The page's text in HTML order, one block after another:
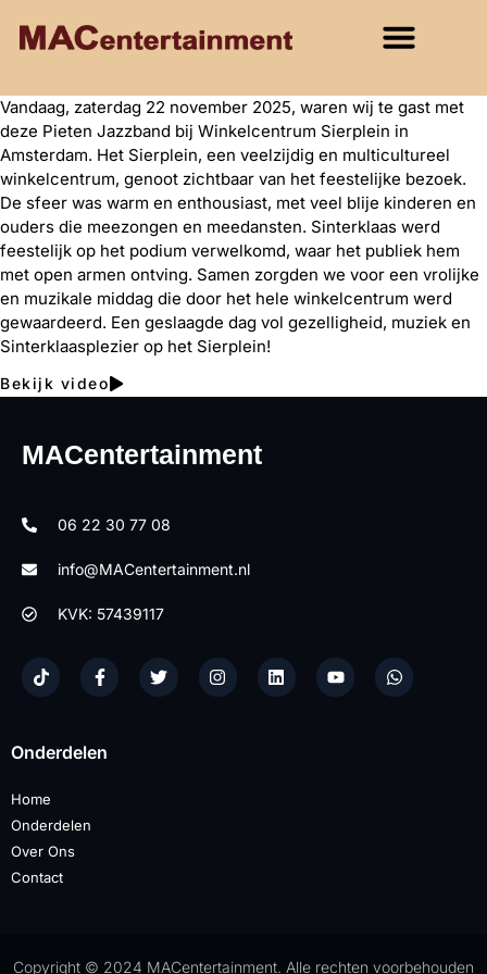
Vandaag, zaterdag 22 november 2025, waren wij te gast met
deze Pieten Jazzband bij Winkelcentrum Sierplein in
Amsterdam. Het Sierplein, een veelzijdig en multicultureel
winkelcentrum, genoot zichtbaar van het feestelijke bezoek.
De sfeer was warm en enthousiast, met veel blije kinderen en
ouders die meezongen en meedansten. Sinterklaas werd
feestelijk op het podium verwelkomd, waar het publiek hem
met open armen ontving. Samen zorgden we voor een vrolijke
en muzikale middag die door het hele winkelcentrum werd
gewaardeerd. Een geslaagde dag vol gezelligheid, muziek en
Sinterklaasplezier op het Sierplein!
Bekijk video
MACentertainment
06 22 30 77 08
info@MACentertainment.nl
KVK: 57439117
Onderdelen
Home
Onderdelen
Over Ons
Contact
Copyright © 2024 MACentertainment. Alle rechten voorbehouden